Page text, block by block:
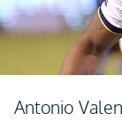
Antonio